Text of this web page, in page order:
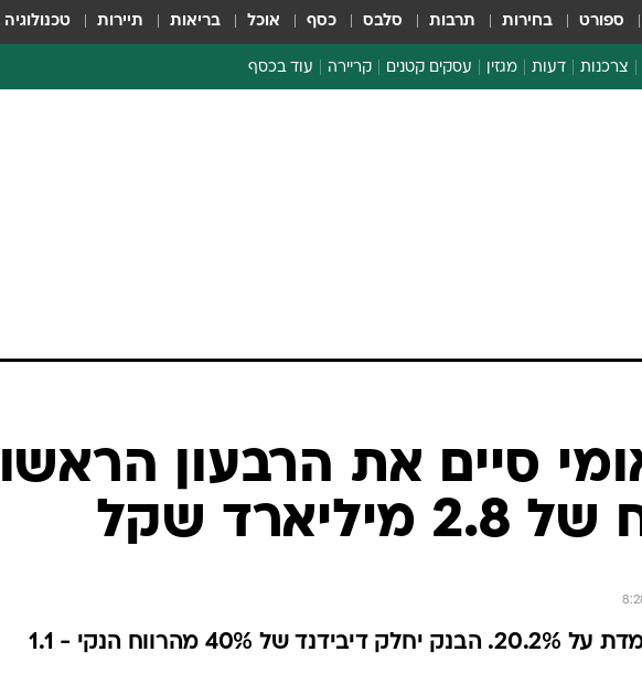
ספורט בחירות תרבות סלבס כסף אוכל בריאות תיירות טכנולוגיה
צרכנות דעות מגזין עסקים קטנים קריירה עוד בכסף
סיים את הרבעון הראשון
שקל
התשואה להון עומדת על 20.2%. הבנק יחלק דיבידנד של 40% מהרווח הנקי - 1.1